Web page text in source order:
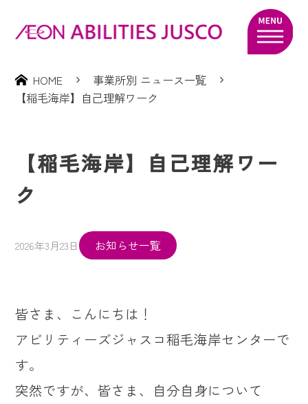
HOME
事業所別 ニュース一覧
【稲毛海岸】自己理解ワーク
【稲毛海岸】自己理解ワー
ク
2026年3月23日 お知らせ一覧
皆さま、こんにちは！
アビリティーズジャスコ稲毛海岸センターで
す。
突然ですが、皆さま、自分自身について